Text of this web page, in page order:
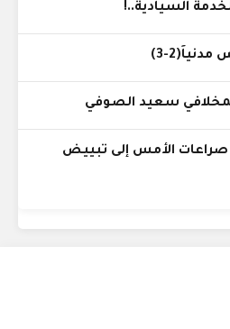
السيادية..!
3)
سعيد الصوفي
الأمس إلى تبييض